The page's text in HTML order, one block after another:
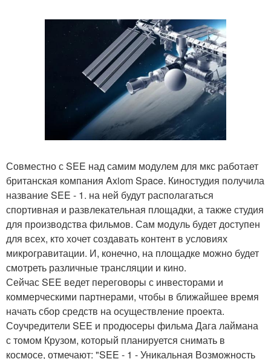
Совместно с SEE над самим модулем для мкс работает
британская компания Axiom Space. Киностудия получила
название SEE - 1. на ней будут располагаться
спортивная и развлекательная площадки, а также студия
для производства фильмов. Сам модуль будет доступен
для всех, кто хочет создавать контент в условиях
микрогравитации. И, конечно, на площадке можно будет
смотреть различные трансляции и кино.
Сейчас SEE ведет переговоры с инвесторами и
коммерческими партнерами, чтобы в ближайшее время
начать сбор средств на осуществление проекта.
Соучредители SEE и продюсеры фильма Дага лаймана
с томом Крузом, который планируется снимать в
космосе, отмечают: "SEE - 1 - Уникальная Возможность